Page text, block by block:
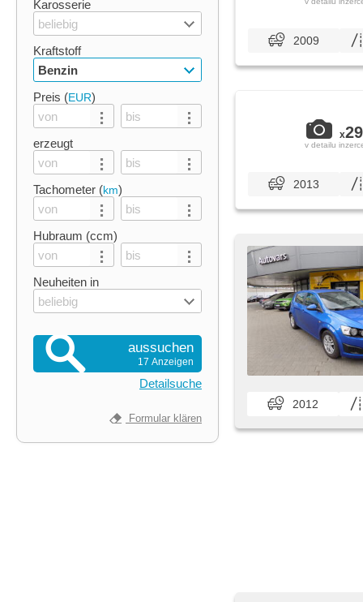
Karosserie
beliebig
Kraftstoff
Benzin
Preis (EUR)
erzeugt
Tachometer (km)
Hubraum (ccm)
Neuheiten in
beliebig
aussuchen
17 Anzeigen
Detailsuche
Formular klären
2009
x29
v detailu
2013
2012